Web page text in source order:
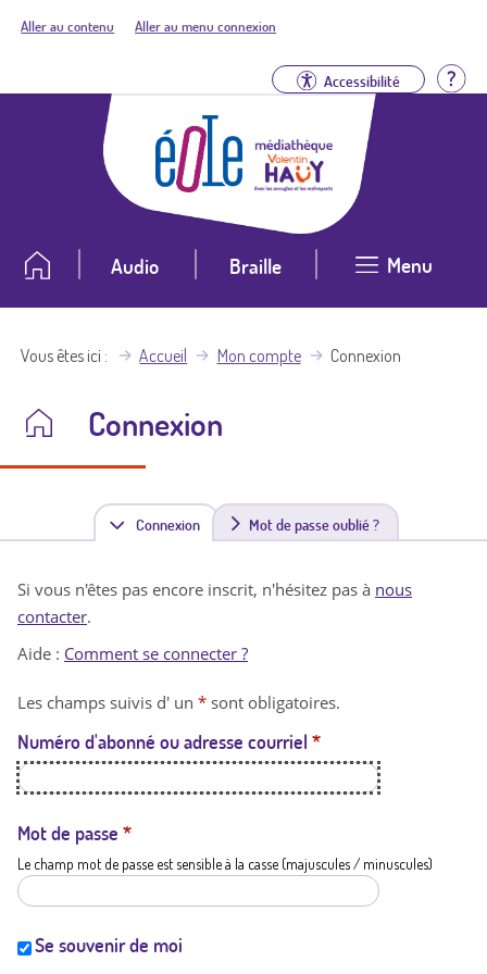
Aller au contenu Aller au menu connexion
Accessibilité
Audio Braille Menu
Vous êtes ici Accueil Mon compte Connexion
Connexion
Connexion(
n
t
a
t
i
Mot de passe oublié ?
Si vous n'êtes pas encore inscrit, n'hésitez pas à nous
contacter.
Aide : Comment se connecter ?
Les champs suivis d' un * sont obligatoires.
Numéro d'abonné ou adresse courriel *
Mot de passe *
Le champ mot de passe est sensible à la casse (majuscules / minuscules)
Se souvenir de moi